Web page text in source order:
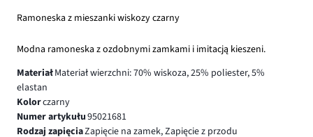
Ramoneska z mieszanki wiskozy czarny
Modna ramoneska z ozdobnymi zamkami i imitacją kieszeni.
MateriałMateriał wierzchni: 70% wiskoza, 25% poliester, 5%
elastan
Kolorczarny
Numer artykułu95021681
Rodzaj zapięciaZapięcie na zamek, Zapięcie z przodu